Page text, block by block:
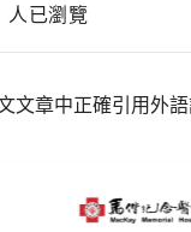
人已瀏覽